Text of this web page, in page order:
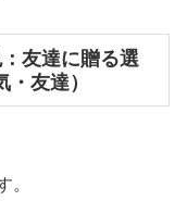
友達に贈る選
友達）
。